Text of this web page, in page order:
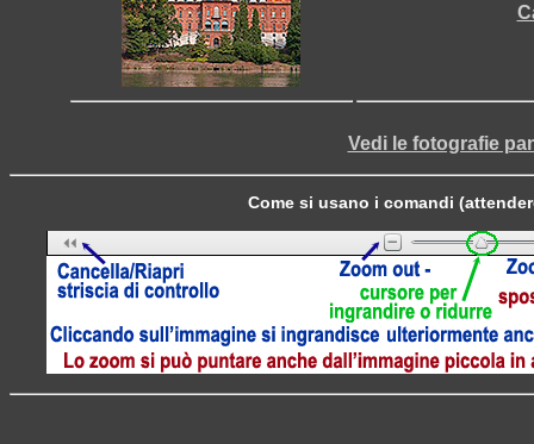
Vedi le fotografie
Come si usano i comandi